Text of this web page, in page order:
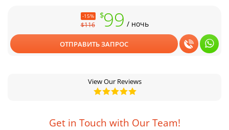
-15%
$116
$99 / ночь
ОТПРАВИТЬ ЗАПРОС
View Our Reviews
Get in Touch with Our Team!